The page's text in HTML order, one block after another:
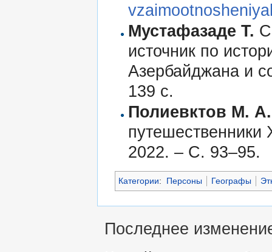
Мустафазаде Т.
источник по
Азербайджана и
139 с.
Полиевктов М. А.
путешественники
2022. – С. 93–95.
Категории: Персоны Географы
Последнее